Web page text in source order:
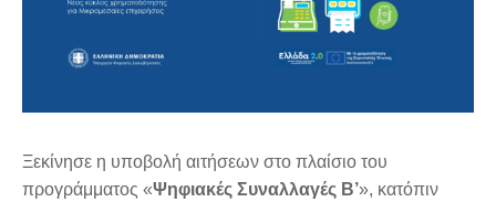
Ξεκίνησε η υποβολή αιτήσεων στο πλαίσιο του
προγράμματος «Ψηφιακές Συναλλαγές Β’», κατόπιν